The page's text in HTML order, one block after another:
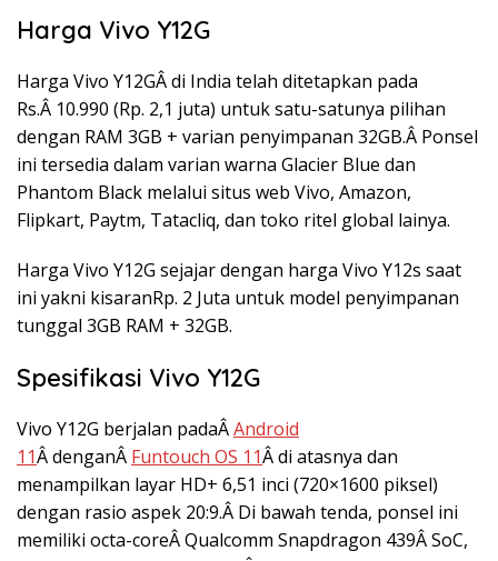
Harga Vivo Y12G
Harga Vivo Y12GÂ di India telah ditetapkan pada
Rs.Â 10.990 (Rp. 2,1 juta) untuk satu-satunya pilihan
dengan RAM 3GB + varian penyimpanan 32GB.Â Ponsel
ini tersedia dalam varian warna Glacier Blue dan
Phantom Black melalui situs web Vivo, Amazon,
Flipkart, Paytm, Tatacliq, dan toko ritel global lainya.
Harga Vivo Y12G sejajar dengan harga Vivo Y12s saat
ini yakni kisaranRp. 2 Juta untuk model penyimpanan
tunggal 3GB RAM + 32GB.
Spesifikasi Vivo Y12G
Vivo Y12G berjalan padaÂAndroid
11Â denganÂ Funtouch OS 11Â di atasnya dan
menampilkan layar HD+ 6,51 inci (720×1600 piksel)
dengan rasio aspek 20:9.Â Di bawah tenda, ponsel ini
memiliki octa-coreÂ Qualcomm Snapdragon 439Â SoC,